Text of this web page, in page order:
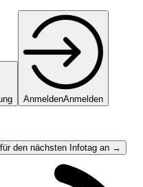
AnmeldenAnmelden
den nächsten Infotag an →